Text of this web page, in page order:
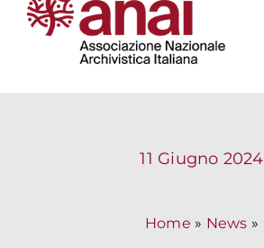
11 Giugno 2024
Home » News »